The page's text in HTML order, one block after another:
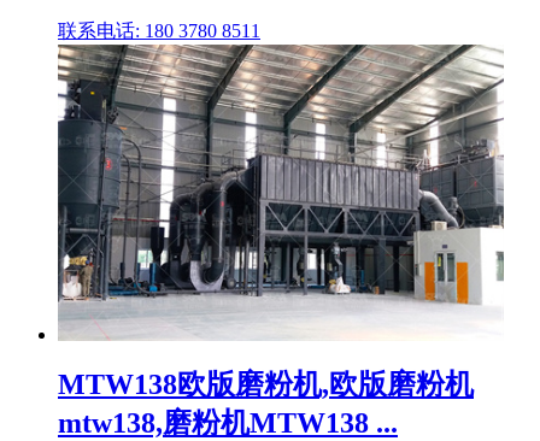
联系电话: 180 3780 8511
MTW138欧版磨粉机,欧版磨粉机
mtw138,磨粉机MTW138 ...